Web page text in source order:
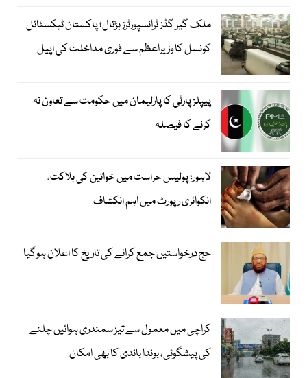
ملک گیر گڈز ٹرانسپورٹرز ہڑتال؛ پاکستان ٹیکسٹائل
کونسل کا وزیراعظم سے فوری مداخلت کی اپیل
پیپلزپارٹی کا پارلیمان میں حکومت سے تعاون نہ
کرنے کا فیصلہ
لاہور؛ پولیس حراست میں خواتین کی ہلاکت،
انکوائری رپورٹ میں اہم انکشاف
حج درخواستیں جمع کرانے کی تاریخ کا اعلان ہوگیا
کراچی میں معمول سے تیز سمندری ہوائیں چلنے
کی پیشگوئی، بوندا باندی کا بھی امکان